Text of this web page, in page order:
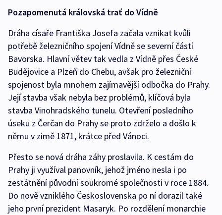
Pozapomenutá královská trať do Vídně
Dráha císaře Františka Josefa začala vznikat kvůli
potřebě železničního spojení Vídně se severní částí
Bavorska. Hlavní větev tak vedla z Vídně přes České
Budějovice a Plzeň do Chebu, avšak pro železniční
spojenost byla mnohem zajímavější odbočka do Prahy.
Její stavba však nebyla bez problémů, klíčová byla
stavba Vinohradského tunelu. Otevření posledního
úseku z Čerčan do Prahy se proto zdrželo a došlo k
němu v zimě 1871, krátce před Vánoci.
Přesto se nová dráha záhy proslavila. K cestám do
Prahy ji využíval panovník, jehož jméno nesla i po
zestátnění původní soukromé společnosti v roce 1884.
Do nově vzniklého Československa po ní dorazil také
jeho první prezident Masaryk. Po rozdělení monarchie